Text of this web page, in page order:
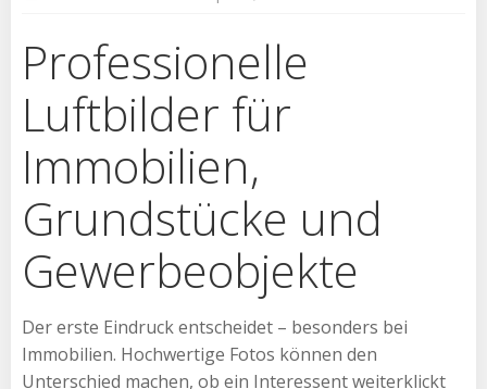
Professionelle
Luftbilder für
Immobilien,
Grundstücke und
Gewerbeobjekte
Der erste Eindruck entscheidet – besonders bei
Immobilien. Hochwertige Fotos können den
Unterschied machen, ob ein Interessent weiterklickt